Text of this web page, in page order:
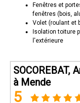
Fenêtres et
fenêtres (bois,
Volet (roulant et
Isolation toiture
l'extérieure
SOCOREBAT,
à Mende
5